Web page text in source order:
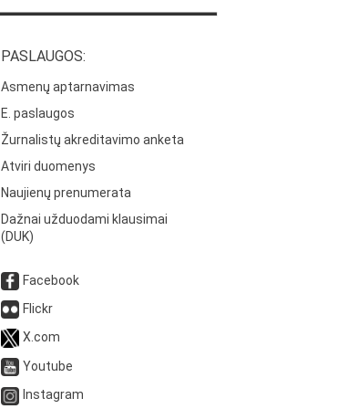
PASLAUGOS:
Asmenų aptarnavimas
E. paslaugos
Žurnalistų akreditavimo anketa
Atviri duomenys
Naujienų prenumerata
Dažnai užduodami klausimai
(DUK)
Facebook
Flickr
X.com
Youtube
Instagram